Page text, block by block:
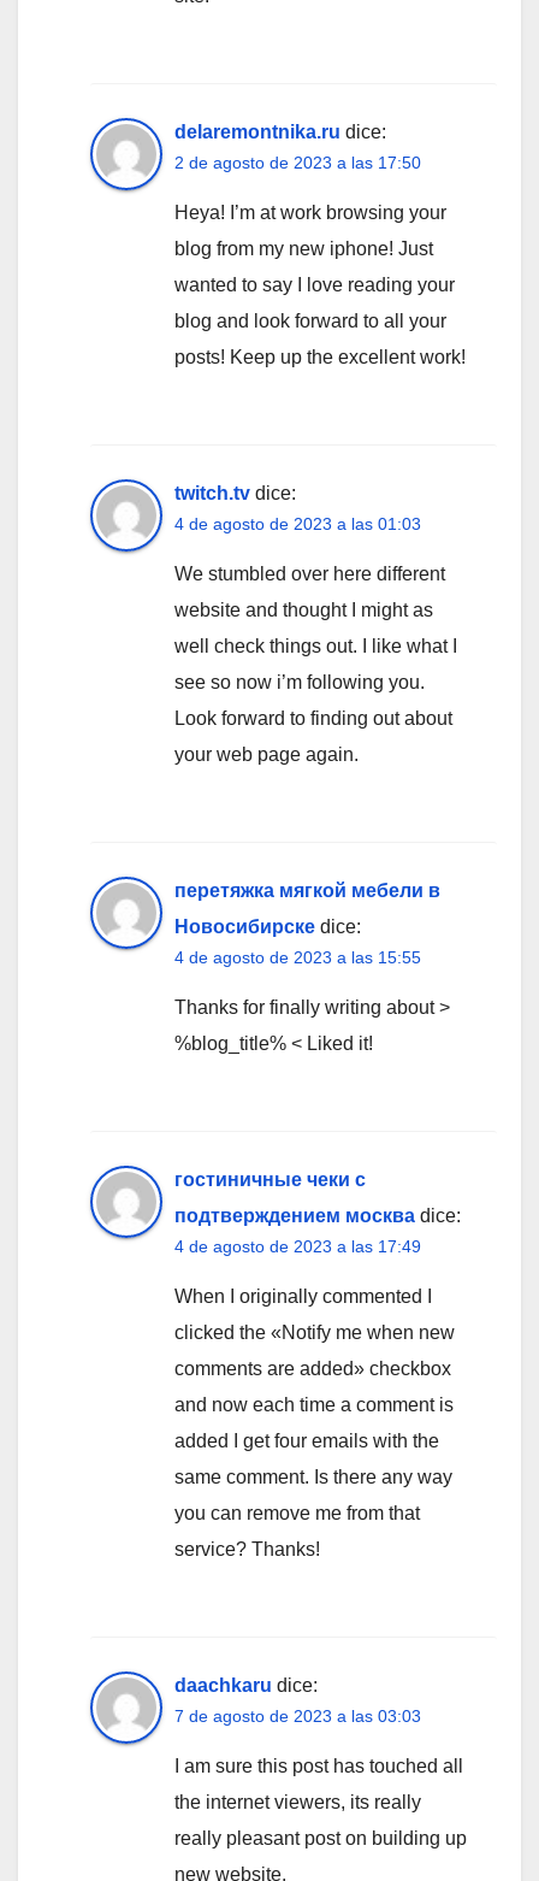
delaremontnika.ru dice:
2 de agosto de 2023 a las 17:50
Heya! I’m at work browsing your
blog from my new iphone! Just
wanted to say I love reading your
blog and look forward to all your
posts! Keep up the excellent work!
twitch.tv dice:
4 de agosto de 2023 a las 01:03
We stumbled over here different
website and thought I might as
well check things out. I like what I
see so now i’m following you.
Look forward to finding out about
your web page again.
перетяжка мягкой мебели в
Новосибирске dice:
4 de agosto de 2023 a las 15:55
Thanks for finally writing about >
%blog_title% < Liked it!
гостиничные чеки с
подтверждением москва dice:
4 de agosto de 2023 a las 17:49
When I originally commented I
clicked the «Notify me when new
comments are added» checkbox
and now each time a comment is
added I get four emails with the
same comment. Is there any way
you can remove me from that
service? Thanks!
daachkaru dice:
7 de agosto de 2023 a las 03:03
I am sure this post has touched all
the internet viewers, its really
really pleasant post on building up
new website.